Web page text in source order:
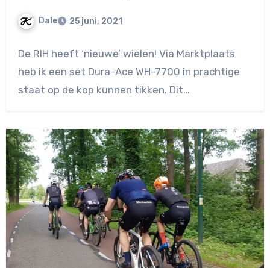
Dale 25 juni, 2021
reacties
De RIH heeft ‘nieuwe’ wielen! Via Marktplaats
heb ik een set Dura-Ace WH-7700 in prachtige
staat op de kop kunnen tikken. Dit…